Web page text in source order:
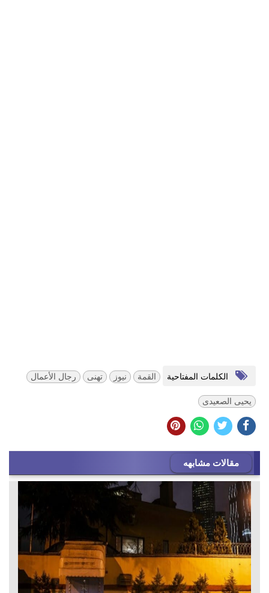
الكلمات المفتاحية القمة نيوز تهنى رجال الأعمال
يحيى الصعيدى
مقالات مشابهه